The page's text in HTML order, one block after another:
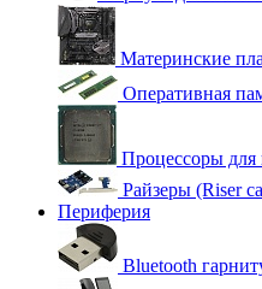
Материнские
Оперативная
Процессоры для
Райзеры (Riser
Периферия
Bluetooth